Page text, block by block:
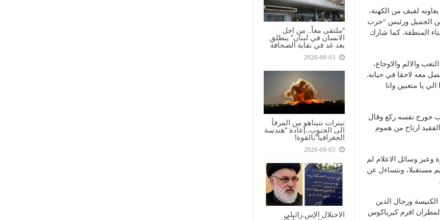
“ملتقى معاً.. من اجل
الانسان في لبنان” ينطلق
بعد غد في نقابة الصحافة
2026-08-03
نيترات نتيناهو من المرفأ
الى الجنوب..إعادة “هندسة
الجغرافيا”بالقوة!
2026-08-03
الاحتلال الإس.رائيلي
لفيف من الكهنة،
الجميل ورئيس “حزب
المنطقة. كما شارك
والالم والاوجاع،
معه لاحقا في حياته.
يا متعبين وانا
جورج نفسه ركع وقال
ارتاح من هموم
وسائل الاعلام لم
مستقبلا، ونتساءل عن
ورجال الدين
افرم كيرياكوس